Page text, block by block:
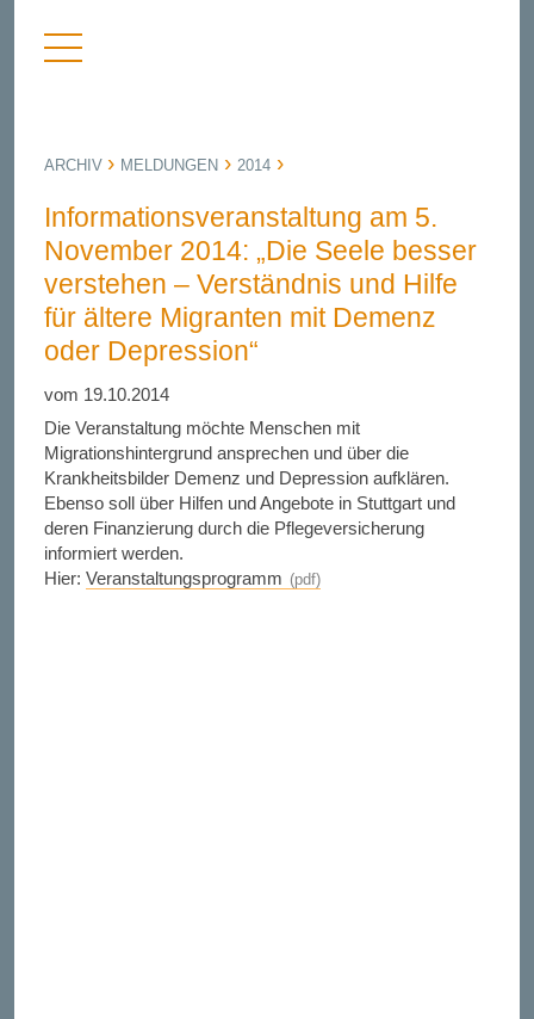
Menü
anzeigen
ARCHIV MELDUNGEN 2014
Informationsveranstaltung am 5.
November 2014: „Die Seele besser
verstehen – Verständnis und Hilfe
für ältere Migranten mit Demenz
oder Depression“
vom 19.10.2014
Die Veranstaltung möchte Menschen mit
Migrationshintergrund ansprechen und über die
Krankheitsbilder Demenz und Depression aufklären.
Ebenso soll über Hilfen und Angebote in Stuttgart und
deren Finanzierung durch die Pflegeversicherung
informiert werden.
Hier: Veranstaltungsprogramm